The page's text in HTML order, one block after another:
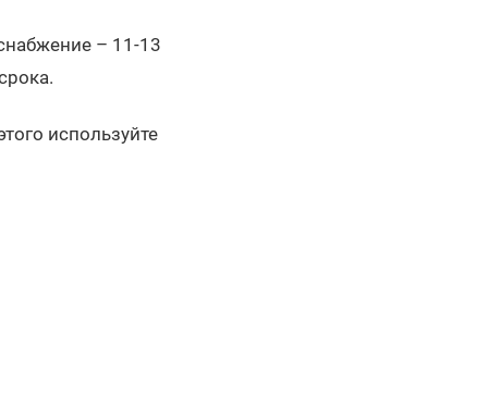
– 11-13
используйте